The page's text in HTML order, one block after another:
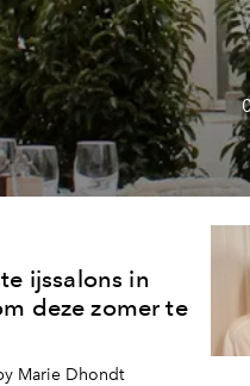
ijssalons in
deze zomer te
Marie Dhondt